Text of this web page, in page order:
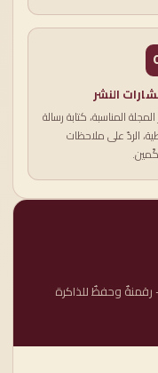
النشر
المجلة المناسبة، كتابة رسالة
الردّ على ملاحظات
رقمنةٌ وحفظٌ للذاكرة